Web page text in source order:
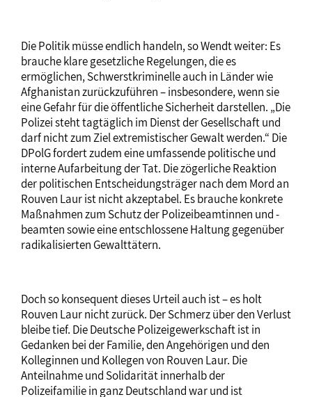
Die Politik müsse endlich handeln, so Wendt weiter: Es
brauche klare gesetzliche Regelungen, die es
ermöglichen, Schwerstkriminelle auch in Länder wie
Afghanistan zurückzuführen – insbesondere, wenn sie
eine Gefahr für die öffentliche Sicherheit darstellen. „Die
Polizei steht tagtäglich im Dienst der Gesellschaft und
darf nicht zum Ziel extremistischer Gewalt werden.“ Die
DPolG fordert zudem eine umfassende politische und
interne Aufarbeitung der Tat. Die zögerliche Reaktion
der politischen Entscheidungsträger nach dem Mord an
Rouven Laur ist nicht akzeptabel. Es brauche konkrete
Maßnahmen zum Schutz der Polizeibeamtinnen und -
beamten sowie eine entschlossene Haltung gegenüber
radikalisierten Gewalttätern.
Doch so konsequent dieses Urteil auch ist – es holt
Rouven Laur nicht zurück. Der Schmerz über den Verlust
bleibe tief. Die Deutsche Polizeigewerkschaft ist in
Gedanken bei der Familie, den Angehörigen und den
Kolleginnen und Kollegen von Rouven Laur. Die
Anteilnahme und Solidarität innerhalb der
Polizeifamilie in ganz Deutschland war und ist